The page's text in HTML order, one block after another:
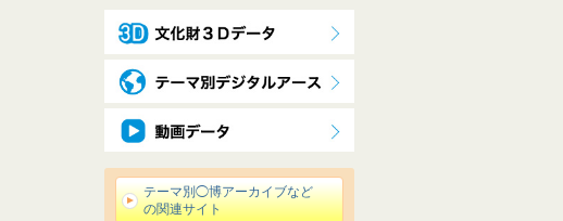
テーマ別◯博アーカイブなど
の関連サイト